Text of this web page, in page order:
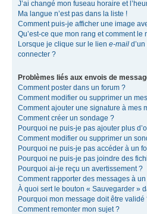
J’ai changé mon fuseau horaire et
Ma langue n’est pas dans la liste !
Comment puis-je afficher une image
Qu’est-ce que mon rang et comment le
Lorsque je clique sur le lien e-mail
connecter ?
Problèmes liés aux envois de
Comment poster dans un forum ?
Comment modifier ou supprimer un
Comment ajouter une signature à mes
Comment créer un sondage ?
Pourquoi ne puis-je pas ajouter plus
Comment modifier ou supprimer un
Pourquoi ne puis-je pas accéder à un
Pourquoi ne puis-je pas joindre des
Pourquoi ai-je reçu un avertissement ?
Comment rapporter des messages à
À quoi sert le bouton « Sauvegarder »
Pourquoi mon message doit être validé
Comment remonter mon sujet ?